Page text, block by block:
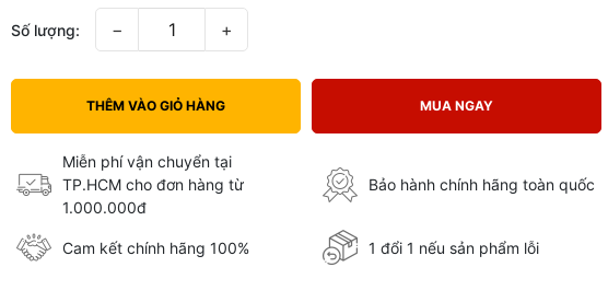
Số lượng: − +
THÊM VÀO GIỎ HÀNG MUA NGAY
Miễn phí vận chuyển tại
TP.HCM cho đơn hàng từ
1.000.000đ
Bảo hành chính hãng toàn quốc
Cam kết chính hãng 100% 1 đổi 1 nếu sản phẩm lỗi